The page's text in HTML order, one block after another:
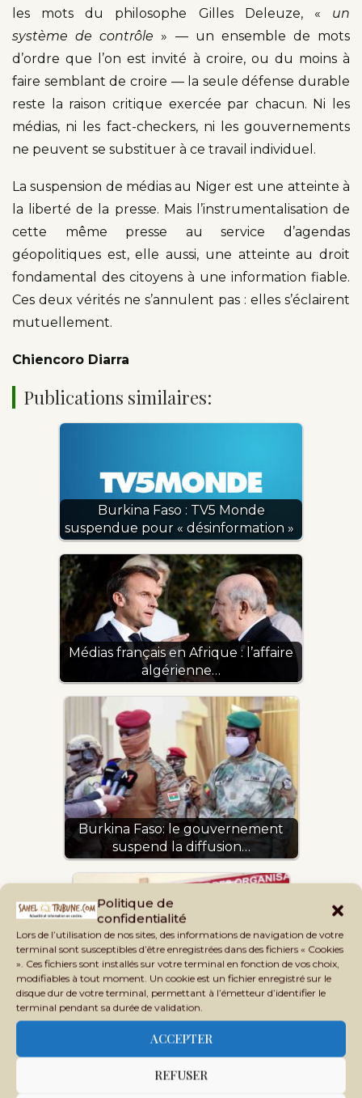
Politique de
confidentialité
Lors de l’utilisation de nos sites, des informations de navigation de votre
terminal sont susceptibles d’être enregistrées dans des fichiers « Cookies
». Ces fichiers sont installés sur votre terminal en fonction de vos choix,
modifiables à tout moment. Un cookie est un fichier enregistré sur le
disque dur de votre terminal, permettant à l’émetteur d’identifier le
terminal pendant sa durée de validation.
ACCEPTER
REFUSER
les mots du philosophe Gilles Deleuze, « un
système de contrôle » — un ensemble de mots
d’ordre que l’on est invité à croire, ou du moins à
faire semblant de croire — la seule défense durable
reste la raison critique exercée par chacun. Ni les
médias, ni les fact-checkers, ni les gouvernements
ne peuvent se substituer à ce travail individuel.
La suspension de médias au Niger est une atteinte à
la liberté de la presse. Mais l’instrumentalisation de
cette même presse au service d’agendas
géopolitiques est, elle aussi, une atteinte au droit
fondamental des citoyens à une information fiable.
Ces deux vérités ne s’annulent pas : elles s’éclairent
mutuellement.
Chiencoro Diarra
Publications similaires:
Burkina Faso : TV5 Monde
suspendue pour « désinformation »
Médias français en Afrique : l’affaire
algérienne…
Burkina Faso: le gouvernement
suspend la diffusion…
Ouagadougou : un Collectif
déclare la « mort de…